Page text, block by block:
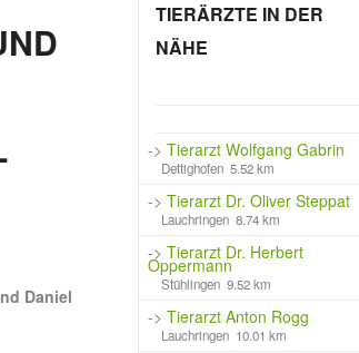
K
Daniel
TIERÄRZTE IN DER
NÄHE
->Tierarzt Wolfgang Gabrin
Dettighofen 5.52 km
->Tierarzt Dr. Oliver Steppat
Lauchringen 8.74 km
->Tierarzt Dr. Herbert
Oppermann
Stühlingen 9.52 km
->Tierarzt Anton Rogg
Lauchringen 10.01 km